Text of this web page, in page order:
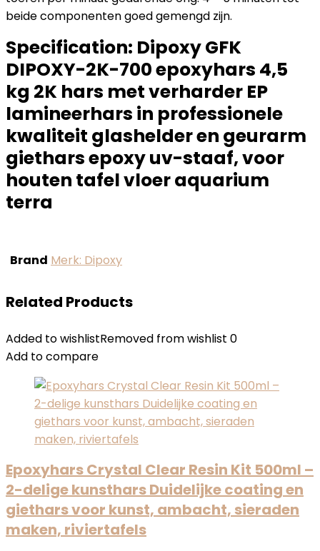
beide componenten goed gemengd zijn.
Specification: Dipoxy GFK
DIPOXY-2K-700 epoxyhars 4,5
kg 2K hars met verharder EP
lamineerhars in professionele
kwaliteit glashelder en geurarm
giethars epoxy uv-staaf, voor
houten tafel vloer aquarium
terra
Brand Merk: Dipoxy
Related Products
Added to wishlistRemoved from wishlist 0
Add to compare
Epoxyhars Crystal Clear Resin Kit 500ml –
2-delige kunsthars Duidelijke coating en
giethars voor kunst, ambacht, sieraden
maken, riviertafels